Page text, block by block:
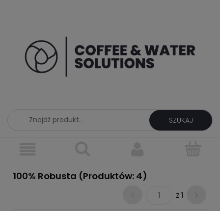
SZUKAJ
100% Robusta (Produktów: 4)
1 z 1